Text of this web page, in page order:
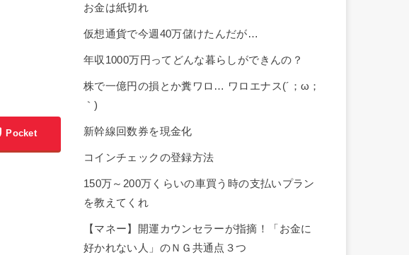
Pocket
お金は紙切れ
仮想通貨で今週40万儲けたんだが…
年収1000万円ってどんな暮らしができんの？
株で一億円の損とか糞ワロ… ワロエナス(´；ω；
｀)
新幹線回数券を現金化
コインチェックの登録方法
150万～200万くらいの車買う時の支払いプラン
を教えてくれ
【マネー】開運カウンセラーが指摘！「お金に
好かれない人」のＮＧ共通点３つ